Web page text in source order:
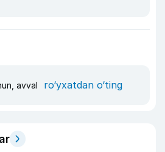
avval ro‘yxatdan o‘ting